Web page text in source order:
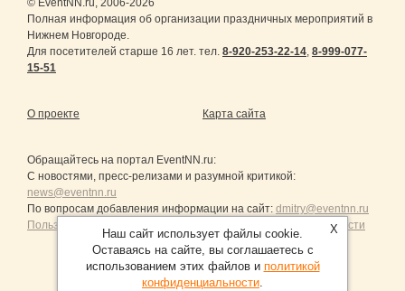
Полная информация об организации праздничных мероприятий в
Нижнем Новгороде.
Для посетителей старше 16 лет. тел. 8-920-253-22-14 8-999-077-
15-51
О проекте Карта сайта
Обращайтесь на портал EventNN.ru:
С новостями, пресс-релизами и разумной критикой:
news@eventnn.ru
По вопросам добавления информации на сайт: dmitry@eventnn.ru
Пользовательское Соглашение и политика конфиденциальности
X
Наш сайт использует файлы cookie.
Оставаясь на сайте, вы соглашаетесь с
использованием этих файлов и политикой
конфиденциальности.